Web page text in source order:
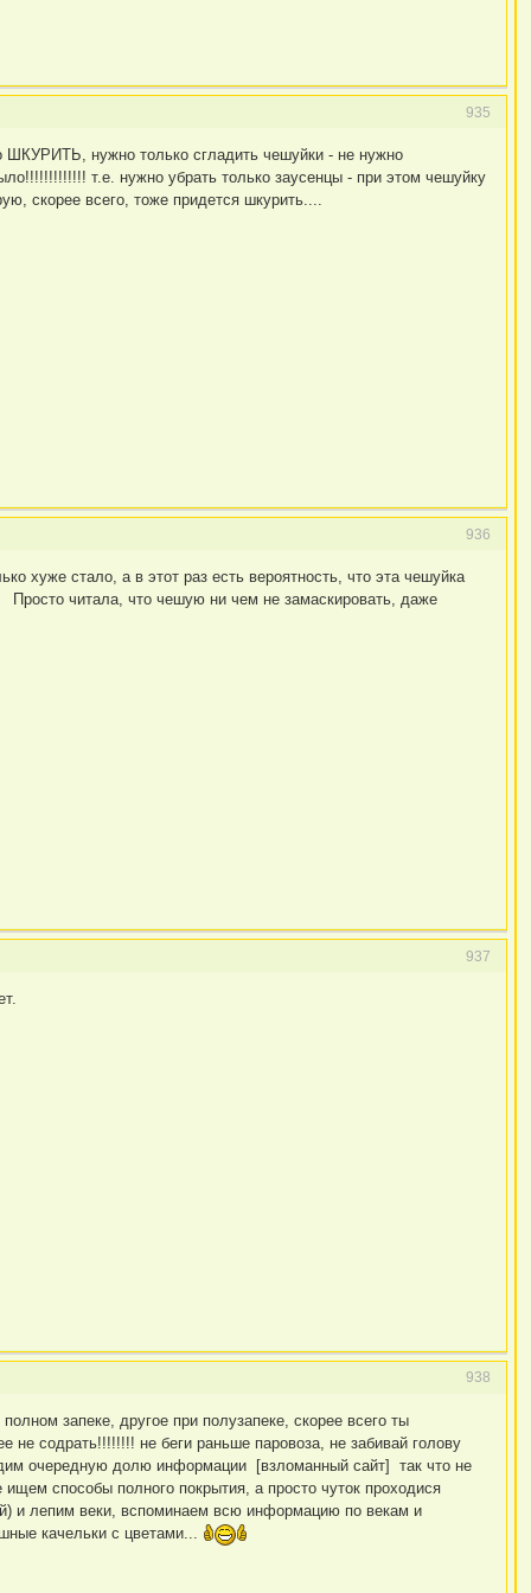
935
ШКУРИТЬ, нужно только сгладить чешуйки - не нужно
т.е. нужно убрать только заусенцы - при этом чешуйку
скорее всего, тоже придется шкурить....
936
хуже стало, а в этот раз есть вероятность, что эта чешуйка
Просто читала, что чешую ни чем не замаскировать, даже
937
938
запеке, другое при полузапеке, скорее всего ты
не содрать!!!!!!!! не беги раньше паровоза, не забивай голову
очередную долю информации [взломанный сайт] так что не
способы полного покрытия, а просто чуток проходися
и лепим веки, вспоминаем всю информацию по векам и
качельки с цветами...